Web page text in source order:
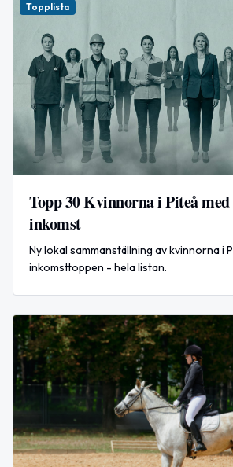
Topplista
Topp 30 Kvinnorna i Piteå
inkomst
Ny lokal sammanställning av kvinnorna i
inkomsttoppen - hela listan.